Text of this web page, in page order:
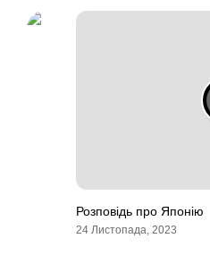
Розповідь про Японію
24 Листопада, 2023